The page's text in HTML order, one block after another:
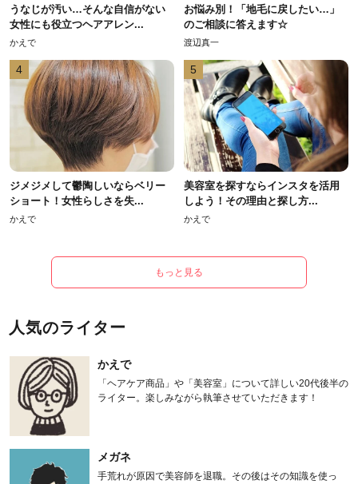
うなじが汚い…そんな自信がない
女性にも役立つヘアアレン...
かえで
お悩み別！「地毛に戻したい…」
のご相談に答えます☆
渡辺真一
4
ジメジメして鬱陶しいならベリー
ショート！女性らしさを失...
かえで
5
美容室を探すならインスタを活用
しよう！その理由と探し方...
かえで
もっと見る
人気のライター
かえで
「ヘアケア商品」や「美容室」について詳しい20代後半の
ライター。楽しみながら執筆させていただきます！
メガネ
手荒れが原因で美容師を退職。その後はその知識を使っ